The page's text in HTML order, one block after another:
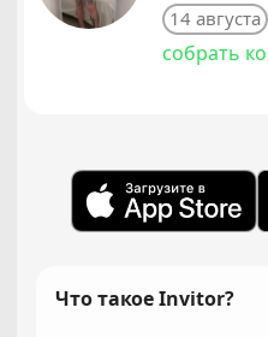
14 августа
собрать
Что такое Invitor?